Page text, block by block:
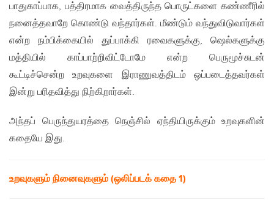
பாதுகாப்பாக, பத்திரமாக வைத்திருந்த பொருட்களை கண்ணீரில்
நனைத்தவாறே கொண்டு வந்தார்கள். மீண்டும் வந்துவிடுவார்கள்
என்ற நம்பிக்கையில் துப்பாக்கி ரவைகளுக்கு, ஷெல்களுக்கு
மத்தியில் காப்பாற்றிவிட்டோமே என்ற பெருமூச்சுடன்
கூட்டிச்சென்ற உறவுகளை இராணுவத்திடம் ஒப்படைத்தவர்கள்
இன்று பரிதவித்து நிற்கிறார்கள்.
அந்தப் பெருந்துயரத்தை நெஞ்சில் ஏந்தியிருக்கும் உறவுகளின்
கதையே இது.
உறவுகளும் நினைவுகளும் (ஒலிப்படக் கதை 1)